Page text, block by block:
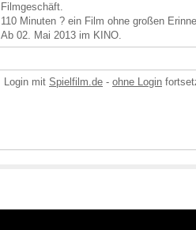
Filmgeschäft.
110 Minuten ? ein Film ohne großen
Ab 02. Mai 2013 im KINO.
Login mit Spielfilm.de - ohne Login